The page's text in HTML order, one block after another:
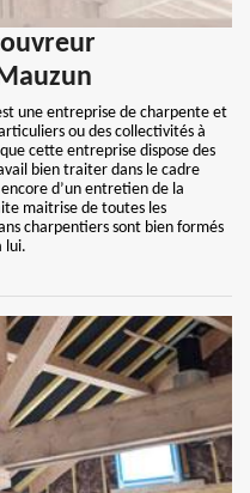
une entreprise de charpente et
ou des collectivités à
cette entreprise dispose des
bien traiter dans le cadre
d’un entretien de la
maitrise de toutes les
charpentiers sont bien formés
lui.